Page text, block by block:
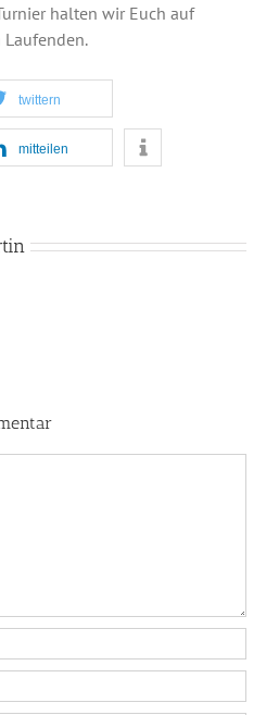
halten wir Euch auf
Laufenden.
twittern
mitteilen